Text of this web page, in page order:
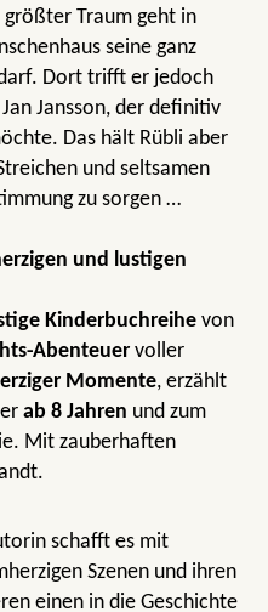
Traum geht in
seine ganz
Dort trifft er jedoch
Jansson, der definitiv
Das hält Rübli aber
und seltsamen
zu sorgen …
und lustigen
Kinderbuchreihe von
Abenteuer voller
Momente, erzählt
ab 8 Jahren und zum
Mit zauberhaften
schafft es mit
Szenen und ihren
einen in die Geschichte